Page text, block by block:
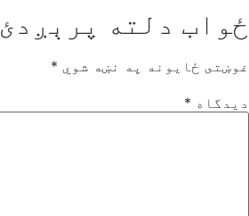
ځواب دلته پرېږدئ
غوښتى ځایونه په نښه شوي *
دیدگاه *